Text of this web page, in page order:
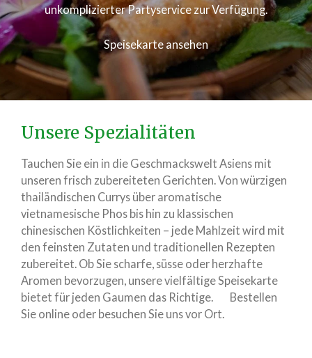
unkomplizierter Partyservice zur Verfügung.
Speisekarte ansehen
Unsere Spezialitäten
Tauchen Sie ein in die Geschmackswelt Asiens mit
unseren frisch zubereiteten Gerichten. Von würzigen
thailändischen Currys über aromatische
vietnamesische Phos bis hin zu klassischen
chinesischen Köstlichkeiten – jede Mahlzeit wird mit
den feinsten Zutaten und traditionellen Rezepten
zubereitet. Ob Sie scharfe, süsse oder herzhafte
Aromen bevorzugen, unsere vielfältige Speisekarte
bietet für jeden Gaumen das Richtige. Bestellen
Sie online oder besuchen Sie uns vor Ort.